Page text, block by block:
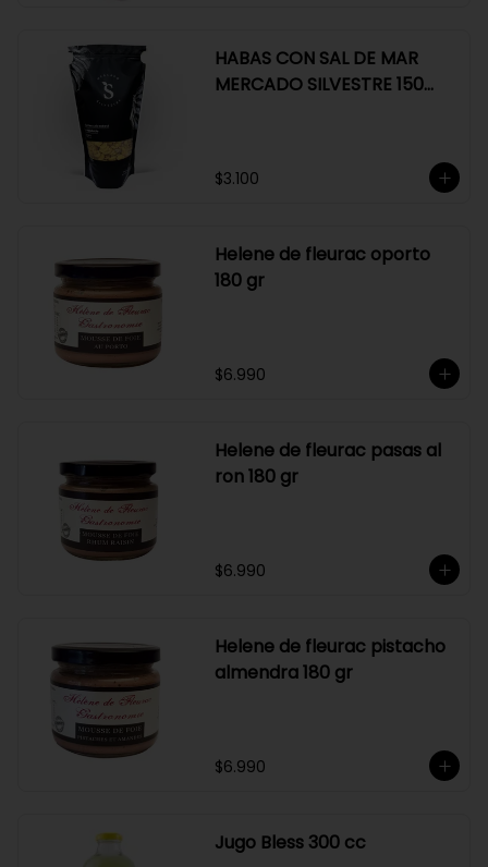
HABAS CON SAL DE MAR
MERCADO SILVESTRE 150
$3.100
Helene de fleurac oporto
180 gr
$6.990
Helene de fleurac pasas al
ron 180 gr
$6.990
Helene de fleurac pistacho
almendra 180 gr
$6.990
Jugo Bless 300 cc